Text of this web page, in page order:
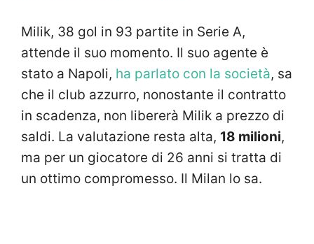
Milik, 38 gol in 93 partite in Serie A,
attende il suo momento. Il suo agente è
stato a Napoli, ha parlato con la società, sa
che il club azzurro, nonostante il contratto
in scadenza, non libererà Milik a prezzo di
saldi. La valutazione resta alta, 18 milioni,
ma per un giocatore di 26 anni si tratta di
un ottimo compromesso. Il Milan lo sa.